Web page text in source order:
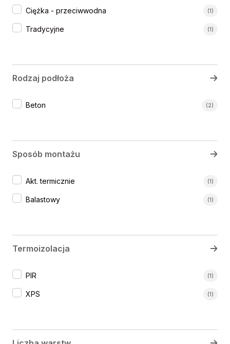
Typy hydroizolacji
Ciężka - przeciwwodna (1)
Tradycyjne (1)
Rodzaj podłoża
Rodzaj podłoża
Beton (2)
Sposób montażu
Sposób montażu
Akt. termicznie (1)
Balastowy (1)
Termoizolacja
Termoizolacja
PIR (1)
XPS (1)